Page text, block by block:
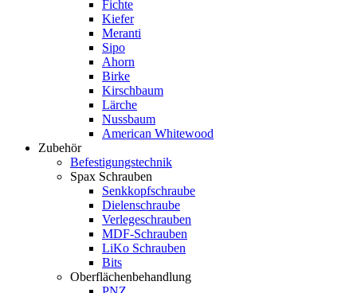
Fichte
Kiefer
Meranti
Sipo
Ahorn
Birke
Kirschbaum
Lärche
Nussbaum
American Whitewood
Zubehör
Befestigungstechnik
Spax Schrauben
Senkkopfschraube
Dielenschraube
Verlegeschrauben
MDF-Schrauben
LiKo Schrauben
Bits
Oberflächenbehandlung